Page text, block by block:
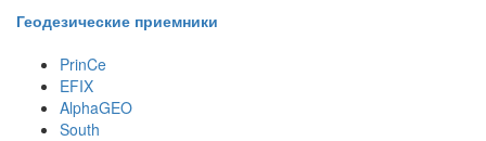
Геодезические приемники
PrinCe
EFIX
AlphaGEO
South